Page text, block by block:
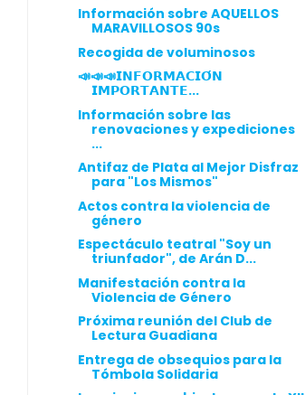
Información sobre AQUELLOS
MARAVILLOSOS 90s
Recogida de voluminosos
📣📣📣𝗜𝗡𝗙𝗢𝗥𝗠𝗔𝗖𝗜𝗢́𝗡
𝗜𝗠𝗣𝗢𝗥𝗧𝗔𝗡𝗧𝗘...
Información sobre las
renovaciones y expediciones
...
Antifaz de Plata al Mejor Disfraz
para "Los Mismos"
Actos contra la violencia de
género
Espectáculo teatral "Soy un
triunfador", de Arán D...
Manifestación contra la
Violencia de Género
Próxima reunión del Club de
Lectura Guadiana
Entrega de obsequios para la
Tómbola Solidaria